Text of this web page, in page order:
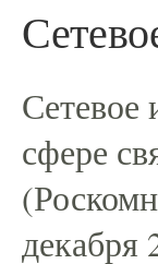
Сетевое
сфере
декабря